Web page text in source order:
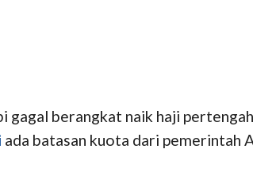
berangkat naik haji
ada batasan kuota dari pemerintah